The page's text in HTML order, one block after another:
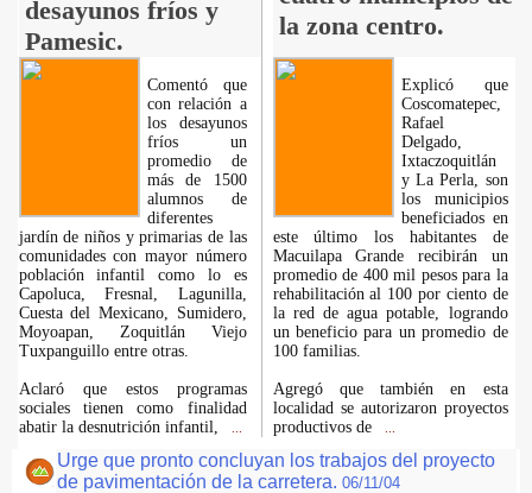
desayunos fríos y
Pamesic.
la zona centro.
Comentó que
con relación a
los desayunos
fríos un
promedio de
más de 1500
alumnos de
diferentes
jardín de niños y primarias de las
comunidades con mayor número
población infantil como lo es
Capoluca, Fresnal, Lagunilla,
Cuesta del Mexicano, Sumidero,
Moyoapan, Zoquitlán Viejo
Tuxpanguillo entre otras.
Aclaró que estos programas
sociales tienen como finalidad
abatir la desnutrición infantil,
Explicó que
Coscomatepec,
Rafael
Delgado,
Ixtaczoquitlán
y La Perla, son
los municipios
beneficiados en
este último los habitantes de
Macuilapa Grande recibirán un
promedio de 400 mil pesos para la
rehabilitación al 100 por ciento de
la red de agua potable, logrando
un beneficio para un promedio de
100 familias.
Agregó que también en esta
localidad se autorizaron proyectos
productivos de
Urge que pronto concluyan los trabajos del proyecto
de pavimentación de la carretera. 06/11/04